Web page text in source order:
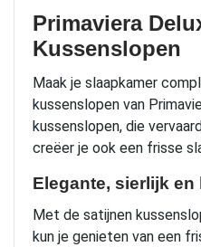
Primaviera
Kussenslopen
Maak je slaapkamer
kussenslopen van
kussenslopen, die
creëer je ook een frisse
Elegante, sierlijk en
Met de satijnen
kun je genieten van een